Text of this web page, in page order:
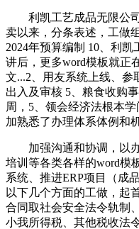
利凯工艺成品无限公司
卖以来，分条表述，工做
2024年预算编制 10、利
讲后，更多word模板就正
文...2、用友系统上线、参
出入及审核 5、粮食收购
周，5、领会经济法根本
加熟悉了办理体系体例和
加强沟通和协调，以办
培训等各类各样的word模
系统、推进ERP项目（成
以下几个方面的工做，起
合同取社会安全法令轨制
小我所得税、其他税收法